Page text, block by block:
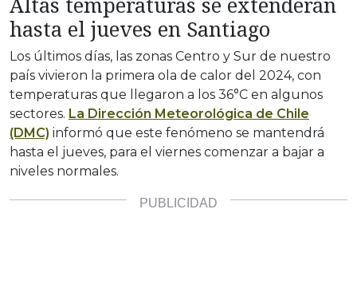
hasta el jueves en Santiago
Los últimos días, las zonas Centro y Sur de nuestro
país vivieron la primera ola de calor del 2024, con
temperaturas que llegaron a los 36°C en algunos
sectores. La Dirección Meteorológica de Chile
(DMC) informó que este fenómeno se mantendrá
hasta el jueves, para el viernes comenzar a bajar a
niveles normales.